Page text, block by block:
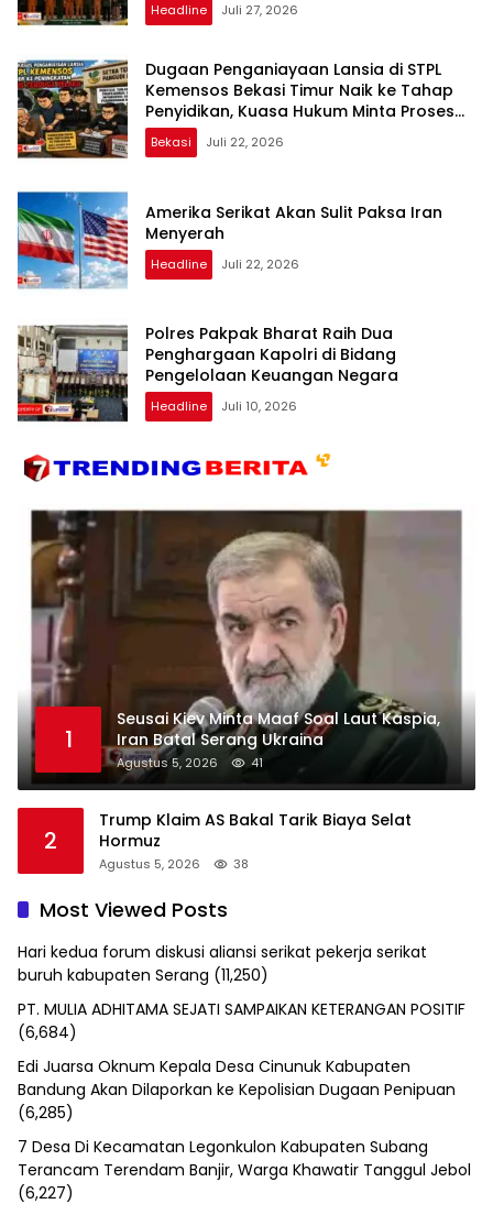
Headline Juli 27, 2026
Dugaan Penganiayaan Lansia di STPL
Kemensos Bekasi Timur Naik ke Tahap
Penyidikan, Kuasa Hukum Minta Proses
Transparan dan Bebas Intervensi
Bekasi Juli 22, 2026
Amerika Serikat Akan Sulit Paksa Iran
Menyerah
Headline Juli 22, 2026
Polres Pakpak Bharat Raih Dua
Penghargaan Kapolri di Bidang
Pengelolaan Keuangan Negara
Headline Juli 10, 2026
1
Seusai Kiev Minta Maaf Soal Laut Kaspia,
Iran Batal Serang Ukraina
Agustus 5, 2026 41
2
Trump Klaim AS Bakal Tarik Biaya Selat
Hormuz
Agustus 5, 2026 38
Most Viewed Posts
Hari kedua forum diskusi aliansi serikat pekerja serikat
buruh kabupaten Serang (11,250)
PT. MULIA ADHITAMA SEJATI SAMPAIKAN KETERANGAN POSITIF
(6,684)
Edi Juarsa Oknum Kepala Desa Cinunuk Kabupaten
Bandung Akan Dilaporkan ke Kepolisian Dugaan Penipuan
(6,285)
7 Desa Di Kecamatan Legonkulon Kabupaten Subang
Terancam Terendam Banjir, Warga Khawatir Tanggul Jebol
(6,227)